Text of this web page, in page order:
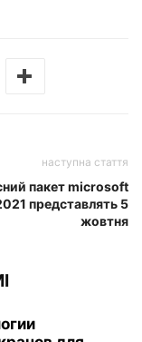
наступна стаття
пакет microsoft
представлять 5
жовтня